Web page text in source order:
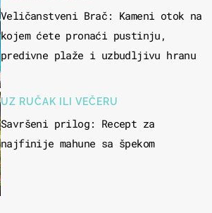
Veličanstveni Brač: Kameni otok na
kojem ćete pronaći pustinju,
predivne plaže i uzbudljivu hranu
UZ RUČAK ILI VEČERU
Savršeni prilog: Recept za
najfinije mahune sa špekom